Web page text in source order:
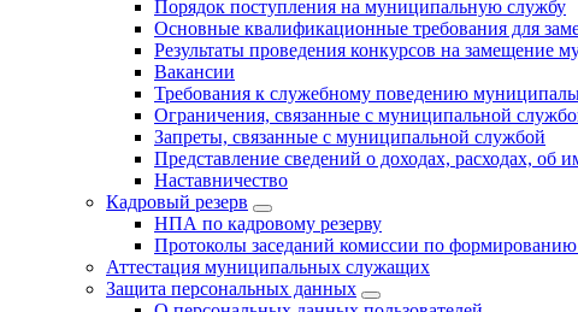
Порядок поступления на муниципальную службу
Основные квалификационные требования для
Результаты проведения конкурсов на замещение
Вакансии
Требования к служебному поведению
Ограничения, связанные с муниципальной
Запреты, связанные с муниципальной службой
Представление сведений о доходах, расходах, об
Наставничество
Кадровый резерв
НПА по кадровому резерву
Протоколы заседаний комиссии по
Аттестация муниципальных служащих
Защита персональных данных